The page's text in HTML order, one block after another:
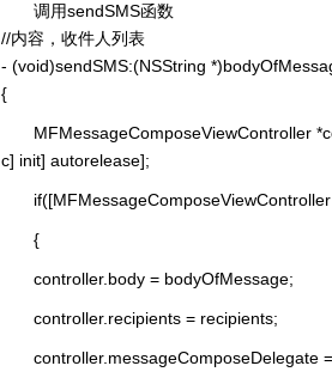
调用sendSMS函数
//内容，收件人列表
- (void)sendSMS:(NSString
{
MFMessageComposeViewController
c] init] autorelease];
{
controller.body = bodyOfMessage;
controller.recipients = recipients;
controller.messageComposeDelegate